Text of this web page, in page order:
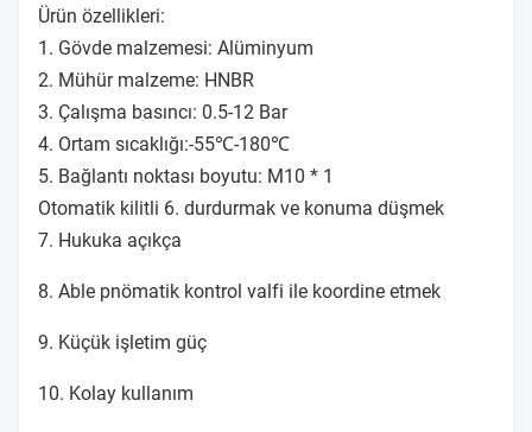
Ürün özellikleri:
1. Gövde malzemesi: Alüminyum
2. Mühür malzeme: HNBR
3. Çalışma basıncı: 0.5-12 Bar
4. Ortam sıcaklığı:-55℃-180℃
5. Bağlantı noktası boyutu: M10 * 1
Otomatik kilitli 6. durdurmak ve konuma düşmek
7. Hukuka açıkça
8. Able pnömatik kontrol valfi ile koordine etmek
9. Küçük işletim güç
10. Kolay kullanım